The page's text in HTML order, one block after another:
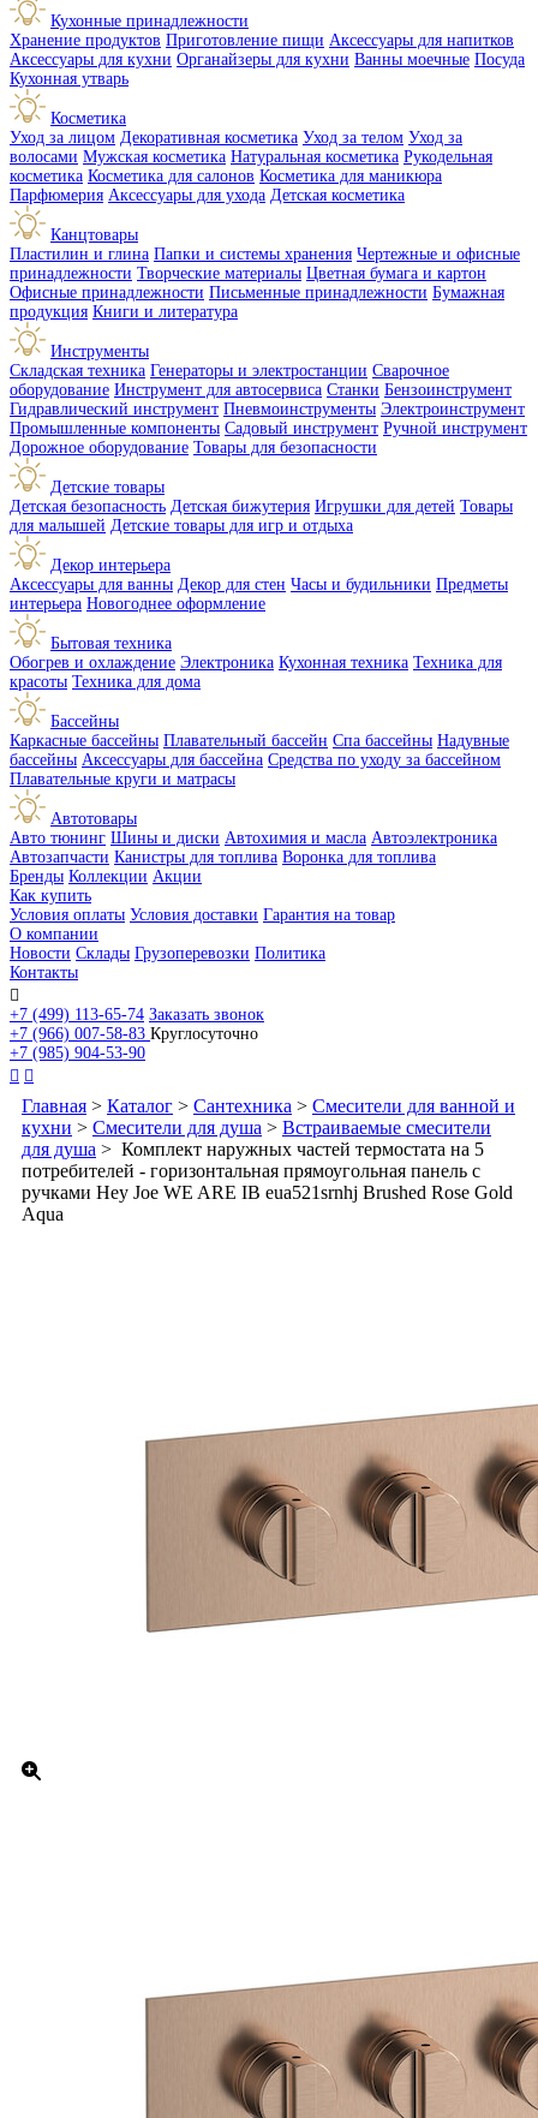
Кухонные принадлежности
Хранение продуктов Приготовление пищи Аксессуары для напитков
Аксессуары для кухни Органайзеры для кухни Ванны моечные Посуда
Кухонная утварь
Косметика
Уход за лицом Декоративная косметика Уход за телом Уход за
волосами Мужская косметика Натуральная косметика Рукодельная
косметика Косметика для салонов Косметика для маникюра
Парфюмерия Аксессуары для ухода Детская косметика
Канцтовары
Пластилин и глина Папки и системы хранения Чертежные и офисные
принадлежности Творческие материалы Цветная бумага и картон
Офисные принадлежности Письменные принадлежности Бумажная
продукция Книги и литература
Инструменты
Складская техника Генераторы и электростанции Сварочное
оборудование Инструмент для автосервиса Станки Бензоинструмент
Гидравлический инструмент Пневмоинструменты Электроинструмент
Промышленные компоненты Садовый инструмент Ручной инструмент
Дорожное оборудование Товары для безопасности
Детские товары
Детская безопасность Детская бижутерия Игрушки для детей Товары
для малышей Детские товары для игр и отдыха
Декор интерьера
Аксессуары для ванны Декор для стен Часы и будильники Предметы
интерьера Новогоднее оформление
Бытовая техника
Обогрев и охлаждение Электроника Кухонная техника Техника для
красоты Техника для дома
Бассейны
Каркасные бассейны Плавательный бассейн Спа бассейны Надувные
бассейны Аксессуары для бассейна Средства по уходу за бассейном
Плавательные круги и матрасы
Автотовары
Авто тюнинг Шины и диски Автохимия и масла Автоэлектроника
Автозапчасти Канистры для топлива Воронка для топлива
Бренды Коллекции Акции
Как купить
Условия оплаты Условия доставки Гарантия на товар
О компании
Новости Склады Грузоперевозки Политика
Контакты

+7 (499) 113-65-74 Заказать звонок
+7 (966) 007-58-83 Круглосуточно
+7 (985) 904-53-90
 
Главная > Каталог > Сантехника > Смесители для ванной и
кухни > Смесители для душа > Встраиваемые смесители
для душа > Комплект наружных частей термостата на 5
потребителей - горизонтальная прямоугольная панель с
ручками Hey Joe WE ARE IB eua521srnhj Brushed Rose Gold
Aqua